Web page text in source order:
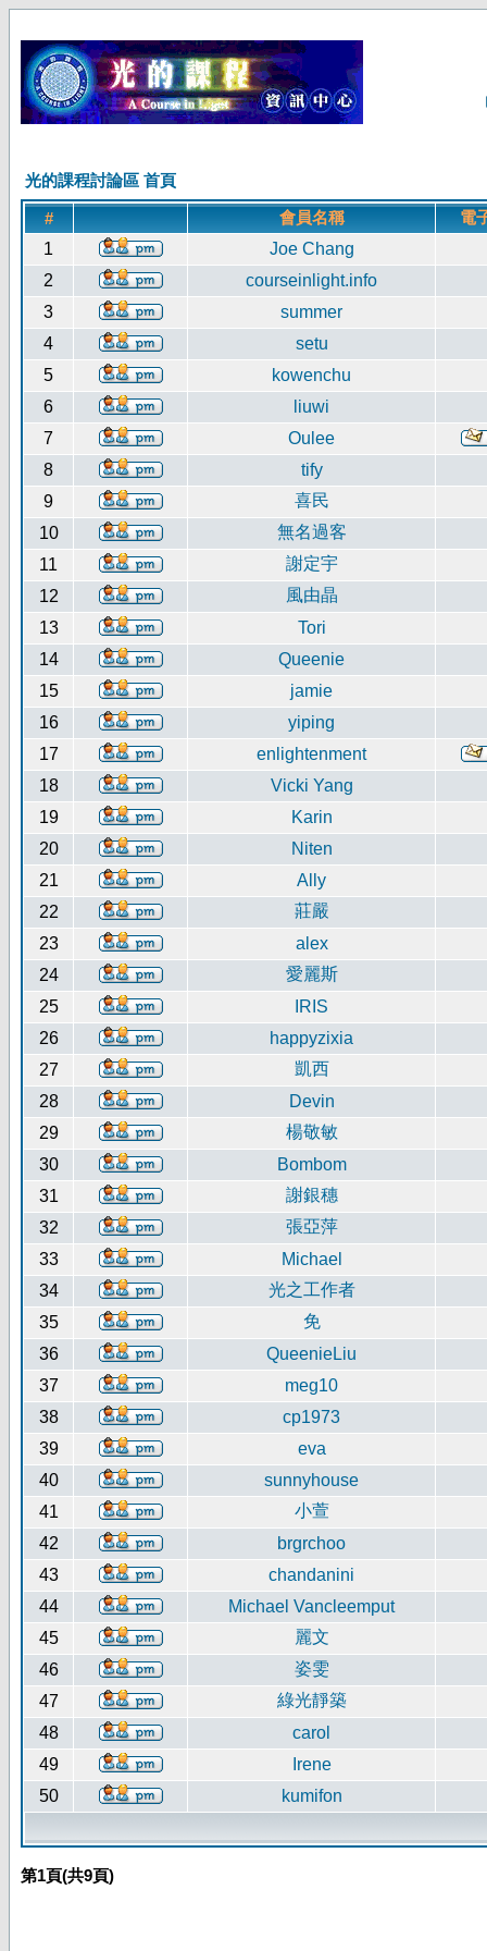
光的課程討論區 首頁
# 會員名稱
電
1
Joe Chang
2
courseinlight.info
3
summer
4
setu
5
kowenchu
6
liuwi
7
Oulee
8
tify
9
喜民
10
無名過客
11
謝定宇
12
風由晶
13
Tori
14
Queenie
15
jamie
16
yiping
17
enlightenment
18
Vicki Yang
19
Karin
20
Niten
21
Ally
22
莊嚴
23
alex
24
愛麗斯
25
IRIS
26
happyzixia
27
凱西
28
Devin
29
楊敬敏
30
Bombom
31
謝銀穗
32
張亞萍
33
Michael
34
光之工作者
35
免
36
QueenieLiu
37
meg10
38
cp1973
39
eva
40
sunnyhouse
41
小萱
42
brgrchoo
43
chandanini
44
Michael Vancleemput
45
麗文
46
姿雯
47
綠光靜築
48
carol
49
Irene
50
kumifon
第1頁(共9頁)